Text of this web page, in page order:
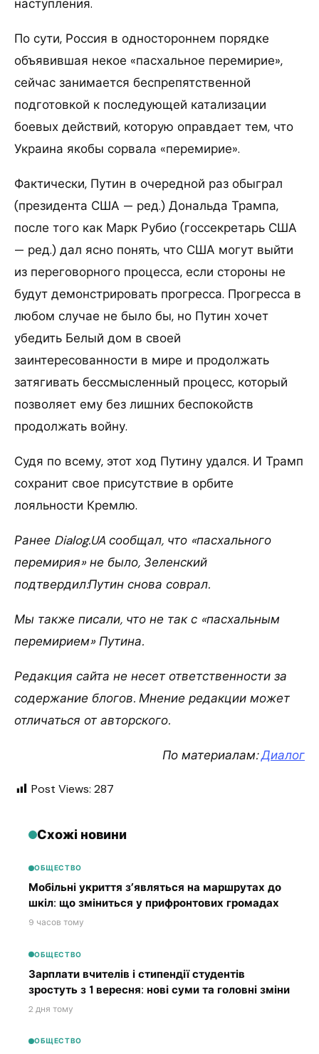
наступления.
По сути, Россия в одностороннем порядке
объявившая некое «пасхальное перемирие»,
сейчас занимается беспрепятственной
подготовкой к последующей катализации
боевых действий, которую оправдает тем, что
Украина якобы сорвала «перемирие».
Фактически, Путин в очередной раз обыграл
(президента США — ред.) Дональда Трампа,
после того как Марк Рубио (госсекретарь США
— ред.) дал ясно понять, что США могут выйти
из переговорного процесса, если стороны не
будут демонстрировать прогресса. Прогресса в
любом случае не было бы, но Путин хочет
убедить Белый дом в своей
заинтересованности в мире и продолжать
затягивать бессмысленный процесс, который
позволяет ему без лишних беспокойств
продолжать войну.
Судя по всему, этот ход Путину удался. И Трамп
сохранит свое присутствие в орбите
лояльности Кремлю.
Ранее Dialog.UA сообщал, что «пасхального
перемирия» не было, Зеленский
подтвердил:Путин снова соврал.
Мы также писали, что не так с «пасхальным
перемирием» Путина.
Редакция сайта не несет ответственности за
содержание блогов. Мнение редакции может
отличаться от авторского.
По материалам:Диалог
Post Views: 287
Схожі новини
ОБЩЕСТВО
Мобільні укриття з’являться на маршрутах до
шкіл: що зміниться у прифронтових громадах
9 часов тому
ОБЩЕСТВО
Зарплати вчителів і стипендії студентів
зростуть з 1 вересня: нові суми та головні зміни
2 дня тому
ОБЩЕСТВО